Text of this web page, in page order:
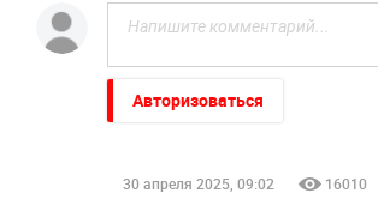
Авторизоваться
30 апреля 2025, 09:02 16010